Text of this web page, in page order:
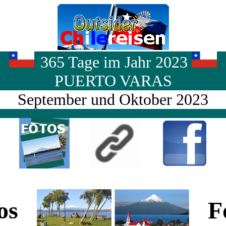
365 Tage im Jahr 2023
PUERTO VARAS
September und Oktober 2023